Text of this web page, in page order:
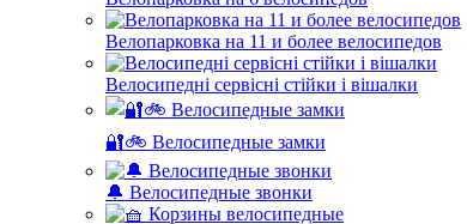
Велопарковка на 11 и более велосипедов
Велосипедні сервісні стійки і вішалки
🔐🚲 Велосипедные замки
🔔 Велосипедные звонки